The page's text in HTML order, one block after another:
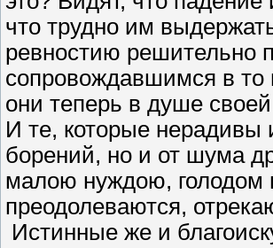
что трудно им
ревностию решительно
сопровождавшимся в то
они теперь в душе
И те, которые нерадивы
борений, но и от шума
малою нуждою, голодом
преодолеваются,
Истинные же и